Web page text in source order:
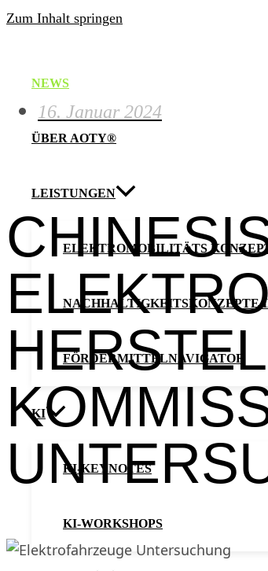
Zum Inhalt springen
NEWS
ÜBER AOTY®
LEISTUNGEN
ELEKTROMOBILITÄTS
NACHHALTIGKEITSKONZEPTE
FÖRDERMITTELNAVIGATOR
KI
KI-KEYNOTES
KI-WORKSHOPS
16. Januar 2024